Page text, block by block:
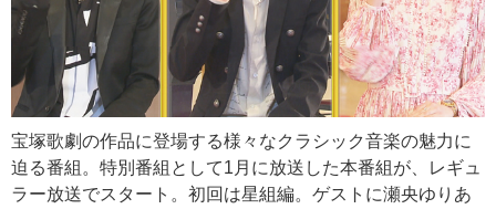
宝塚歌劇の作品に登場する様々なクラシック音楽の魅力に
迫る番組。特別番組として1月に放送した本番組が、レギュ
ラー放送でスタート。初回は星組編。ゲストに瀬央ゆりあ